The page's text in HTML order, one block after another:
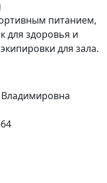
питанием,
для здоровья и
для зала.